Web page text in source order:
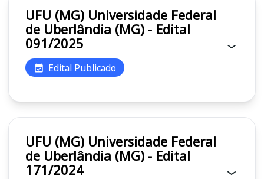
UFU (MG) Universidade Federal
de Uberlândia (MG) - Edital
091/2025
Edital Publicado
UFU (MG) Universidade Federal
de Uberlândia (MG) - Edital
171/2024